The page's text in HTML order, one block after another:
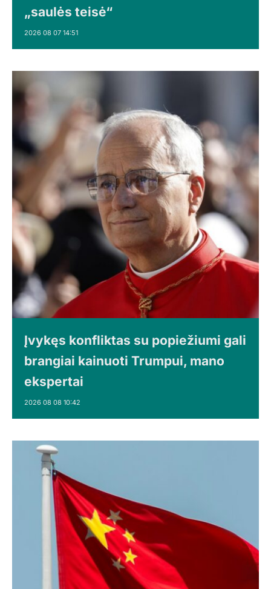
„saulės teisė“
2026 08 07 14:51
Įvykęs konfliktas su popiežiumi gali
brangiai kainuoti Trumpui, mano
ekspertai
2026 08 08 10:42